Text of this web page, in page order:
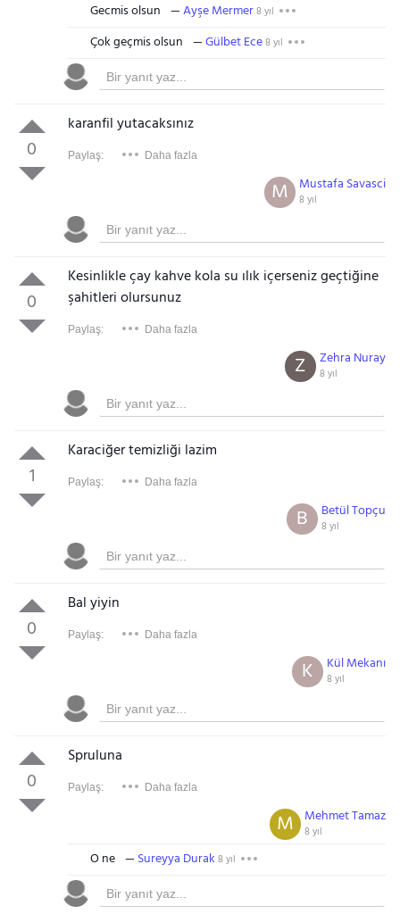
Gecmis olsun Ayşe Mermer8 yıl
Çok geçmis olsun Gülbet Ece8 yıl
0
karanfil yutacaksınız
Paylaş: Daha fazla
Mustafa Savasci
8 yıl
M
0
Kesinlikle çay kahve kola su ılık içerseniz geçtiğine
şahitleri olursunuz
Paylaş: Daha fazla
Zehra Nuray
8 yıl
Z
1
Karaciğer temizliği lazim
Paylaş: Daha fazla
Betül Topçu
8 yıl
B
0
Bal yiyin
Paylaş: Daha fazla
Kül Mekanı
8 yıl
K
0
Spruluna
Paylaş: Daha fazla
Mehmet Tamaz
8 yıl
M
O ne Sureyya Durak 8 yıl